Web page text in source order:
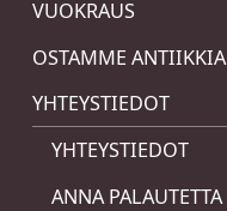
VUOKRAUS
OSTAMME ANTIIKKIA
YHTEYSTIEDOT
YHTEYSTIEDOT
ANNA PALAUTETTA